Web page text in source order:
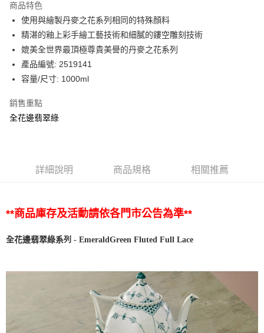
商品特色
使用與繪製丹麥之花系列相同的特殊顏料
精湛的釉上彩手繪工藝技術和細膩的鏤空雕刻技術
媲美全世界最頂極尊貴美譽的丹麥之花系列
產品編號: 2519141
容量/尺寸: 1000ml
銷售重點
全花邊翡翠綠
詳細說明 商品規格 相關推薦
**商品庫存及活動請依各門市公告為準**
全花邊翡翠綠系列 - EmeraldGreen Fluted Full Lace